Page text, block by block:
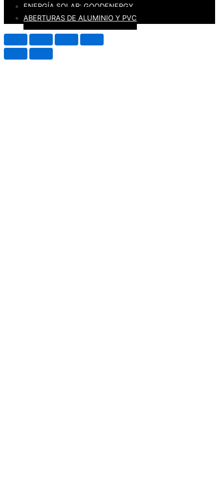
ENERGÍA SOLAR: GOODENERGY
ABERTURAS DE ALUMINIO Y PVC